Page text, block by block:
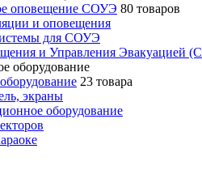
оповещение СОУЭ 80 товаров
и оповещения
для СОУЭ
и Управления Эвакуацией
23 товара
экраны
оборудование